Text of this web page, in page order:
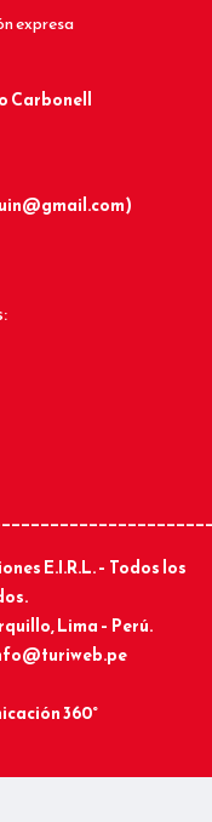
expresa
Carbonell
E.I.R.L. – Todos los
Lima – Perú.
360°